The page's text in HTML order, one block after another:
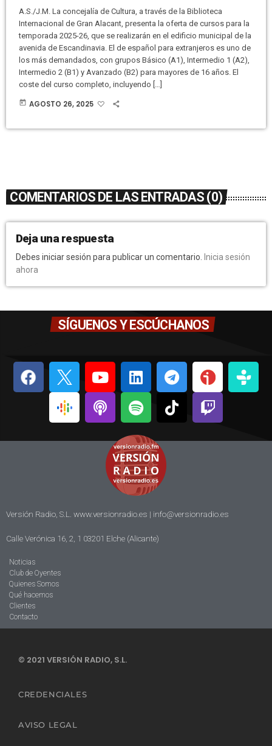
A.S./J.M. La concejalía de Cultura, a través de la Biblioteca
Internacional de Gran Alacant, presenta la oferta de cursos para la
temporada 2025-26, que se realizarán en el edificio municipal de la
avenida de Escandinavia. El de español para extranjeros es uno de
los más demandados, con grupos Básico (A1), Intermedio 1 (A2),
Intermedio 2 (B1) y Avanzado (B2) para mayores de 16 años. El
coste del curso completo, incluyendo […]
today AGOSTO 26, 2025
COMENTARIOS DE LAS ENTRADAS (0)
Deja una respuesta
Debes iniciar sesión para publicar un comentario. Inicia sesión
ahora
SÍGUENOS Y ESCÚCHANOS
Versión Radio, S.L. www.versionradio.es | info@versionradio.es
Calle Verónica 16, 2, 1 03201 Elche (Alicante)
Noticias
Club de Oyentes
Quienes Somos
Qué hacemos
Clientes
Contacto
© 2021 VERSIÓN RADIO, S.L.
CREDENCIALES
AVISO LEGAL